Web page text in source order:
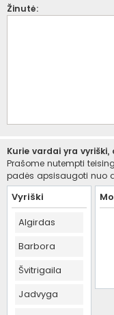
Žinutė:
Kurie vardai yra
Prašome nutempti
padės apsisaugoti nuo
Vyriški
Algirdas
Barbora
Švitrigaila
Jadvyga